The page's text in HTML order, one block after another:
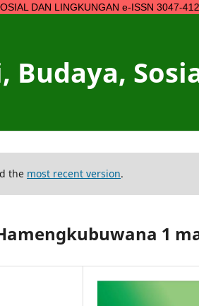
LINGKUNGAN e-ISSN 3047-4124| url:
Budaya,
the most recent version.
1